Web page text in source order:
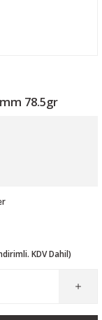
78.5gr
KDV Dahil)